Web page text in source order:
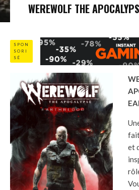
WEREWOLF THE
SPON
SORI
SÉ
et